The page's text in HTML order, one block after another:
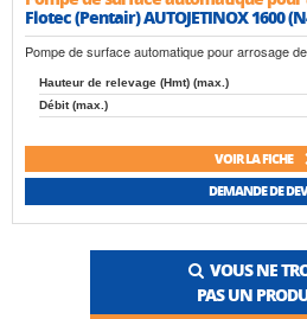
Flotec (Pentair) AUTOJETINOX 1600
Pompe de surface automatique pour arrosage
Hauteur de relevage (Hmt) (max.)
Débit (max.)
VOIR LA FICHE
DEMANDE DE
VOUS NE
PAS UN